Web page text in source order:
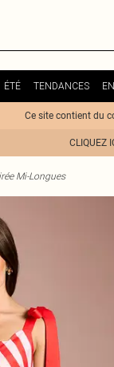
ÉTÉ TENDANCES
Ce site contient du
CLIQUEZ
Mi-Longues